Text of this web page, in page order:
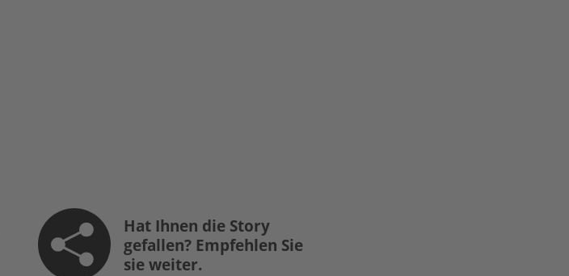
Hat Ihnen die Story
gefallen? Empfehlen Sie
sie weiter.